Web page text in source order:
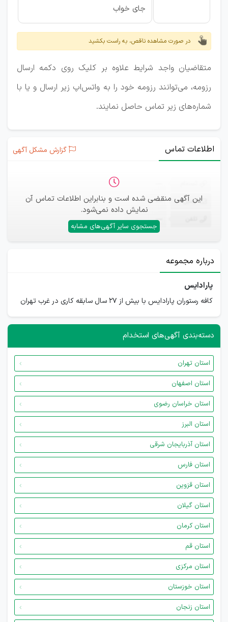
جای خواب
در صورت مشاهده ناقص، به راست بکشید
متقاضیان واجد شرایط علاوه بر کلیک روی دکمه ارسال
رزومه، می‌توانند رزومه خود را به واتس‌اپ زیر ارسال و یا با
شماره‌های زیر تماس حاصل نمایند.
اطلاعات تماس گزارش مشکل آگهی
این آگهی منقضی شده است و بنابراین اطلاعات تماس آن
نمایش داده نمی‌شود.
جستجوی سایر آگهی‌های مشابه
ایمیل —
—
درباره مجموعه
پارادایس
کافه رستوران پارادایس با بیش از ۲۷ سال سابقه کاری در غرب تهران
دسته‌بندی آگهی‌های استخدام
استان تهران
استان اصفهان
استان خراسان رضوی
استان البرز
استان آذربایجان شرقی
استان فارس
استان قزوین
استان گیلان
استان کرمان
استان قم
استان مرکزی
استان خوزستان
استان زنجان